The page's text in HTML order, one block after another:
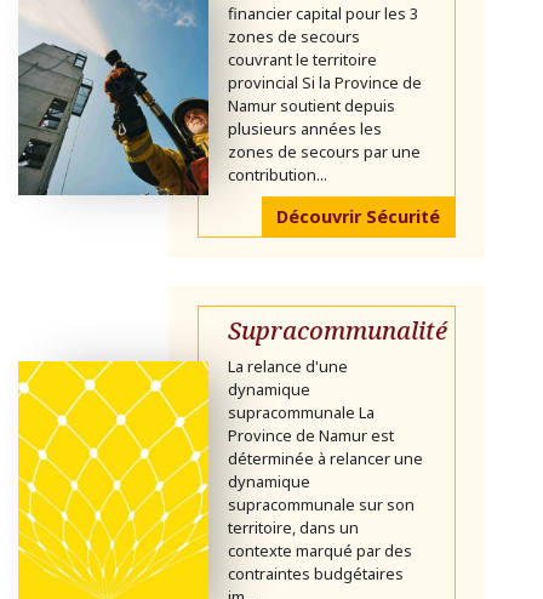
financier capital pour les 3
zones de secours
couvrant le territoire
provincial Si la Province de
Namur soutient depuis
plusieurs années les
zones de secours par une
contribution...
Découvrir Sécurité
Supracommunalité
La relance d'une
dynamique
supracommunale La
Province de Namur est
déterminée à relancer une
dynamique
supracommunale sur son
territoire, dans un
contexte marqué par des
contraintes budgétaires